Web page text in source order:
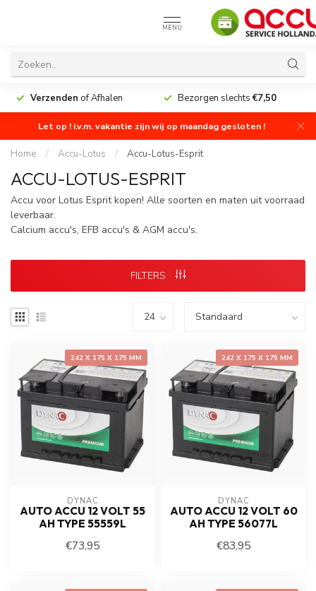
MENU
Verzenden of Afhalen Bezorgen slechts€7,50
Let op ! i.v.m. vakantie zijn wij op maandag gesloten !
Home / Accu-Lotus / Accu-Lotus-Esprit
ACCU-LOTUS-ESPRIT
Accu voor Lotus Esprit kopen! Alle soorten en maten uit voorraad
leverbaar.
Calcium accu's, EFB accu's & AGM accu's.
FILTERS
242 X 175 X 175 MM
DYNAC
AUTO ACCU 12 VOLT 55
AH TYPE 55559L
€73,95
242 X 175 X 175 MM
DYNAC
AUTO ACCU 12 VOLT 60
AH TYPE 56077L
€83,95